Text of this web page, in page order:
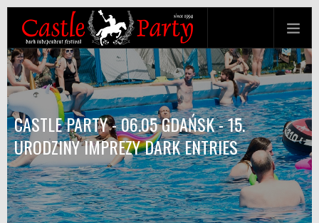
CASTLE PARTY - 06.05 GDAŃSK - 15.
URODZINY IMPREZY DARK ENTRIES